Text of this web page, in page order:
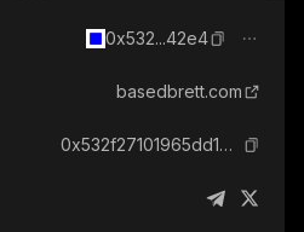
0x532...42e4
basedbrett.com
0x532f27101965dd16442e59d40670faf5ebb142e4_base